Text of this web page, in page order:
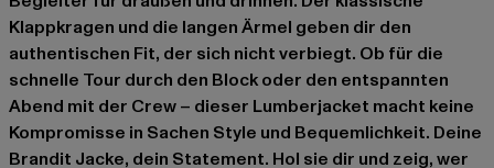
Klappkragen und die langen Ärmel geben dir den
authentischen Fit, der sich nicht verbiegt. Ob für die
schnelle Tour durch den Block oder den entspannten
Abend mit der Crew – dieser Lumberjacket macht keine
Kompromisse in Sachen Style und Bequemlichkeit. Deine
Brandit Jacke, dein Statement. Hol sie dir und zeig, wer